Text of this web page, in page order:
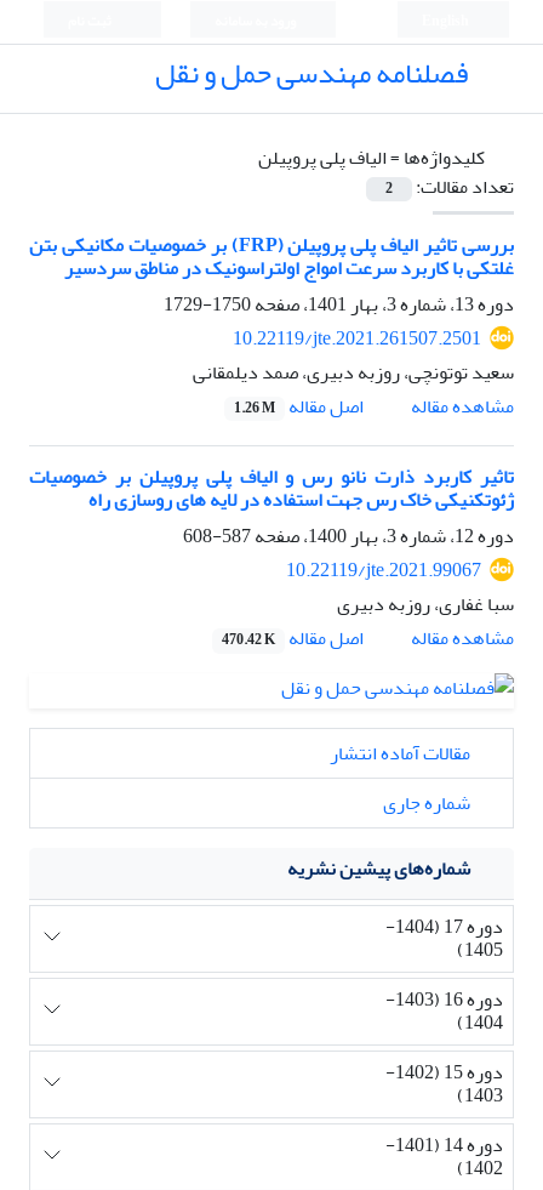
فصلنامه مهندسی حمل و نقل
کلیدواژه‌ها =الیاف پلی پروپیلن
تعداد مقالات:
2
بررسی تاثیر الیاف پلی پروپیلن (FRP) بر خصوصیات مکانیکی بتن
غلتکی با کاربرد سرعت امواج اولتراسونیک در مناطق سردسیر
دوره 13، شماره 3، بهار 1401، صفحه
1750-1729
10.22119/jte.2021.261507.2501
سعید توتونچی، روزبه دبیری، صمد دیلمقانی
مشاهده مقاله
اصل مقاله 1.26 M
تاثیر کاربرد ذارت نانو رس و الیاف پلی پروپیلن بر خصوصیات
ژئوتکنیکی خاک رس جهت استفاده در لایه های روسازی راه
دوره 12، شماره 3، بهار 1400، صفحه
587-608
10.22119/jte.2021.99067
سبا غفاری، روزبه دبیری
مشاهده مقاله
اصل مقاله 470.42 K
مقالات آماده انتشار
شماره جاری
شماره‌های پیشین نشریه
دوره 17 (1404-
1405)
دوره 16 (1403-
1404)
دوره 15 (1402-
1403)
دوره 14 (1401-
1402)